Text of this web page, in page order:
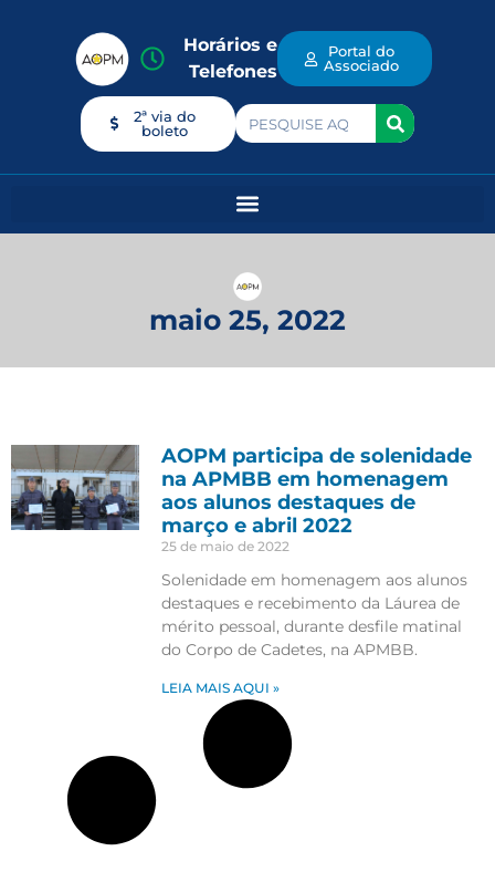
Horários e
Telefones
Portal do
Associado
2ª via do
boleto
maio 25, 2022
AOPM participa de solenidade
na APMBB em homenagem
aos alunos destaques de
março e abril 2022
25 de maio de 2022
Solenidade em homenagem aos alunos
destaques e recebimento da Láurea de
mérito pessoal, durante desfile matinal
do Corpo de Cadetes, na APMBB.
LEIA MAIS AQUI »